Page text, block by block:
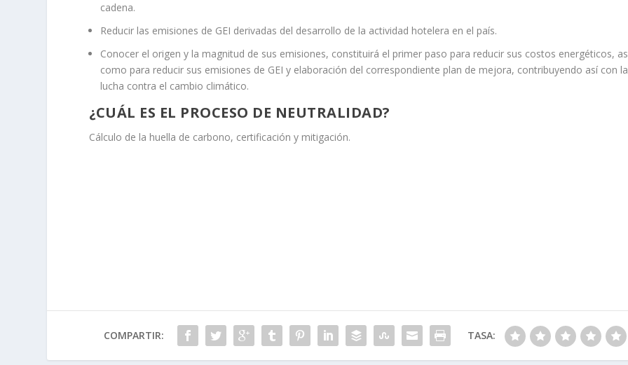
cadena.
Reducir las emisiones de GEI derivadas del desarrollo de la actividad hotelera en el país.
Conocer el origen y la magnitud de sus emisiones, constituirá el primer paso para reducir sus costos energéticos,
como para reducir sus emisiones de GEI y elaboración del correspondiente plan de mejora, contribuyendo así con la
lucha contra el cambio climático.
¿CUÁL ES EL PROCESO DE NEUTRALIDAD?
Cálculo de la huella de carbono, certificación y mitigación.
COMPARTIR: TASA: